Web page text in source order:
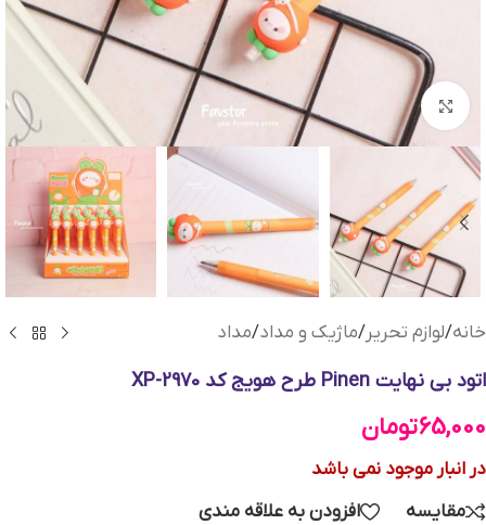
بزرگنمایی تصویر
خانه/لوازم تحریر/ماژیک و مداد/مداد
اتود بی نهایت Pinen طرح هویج کد XP-2970
65,000تومان
در انبار موجود نمی باشد
مقایسه
افزودن به علاقه مندی